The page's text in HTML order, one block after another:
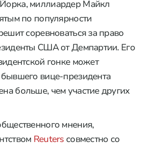
миллиардер Майкл
по популярности
соревноваться за право
США от Демпартии. Его
гонке может
вице-президента
больше, чем участие других
мнения,
Reutersсовместно со